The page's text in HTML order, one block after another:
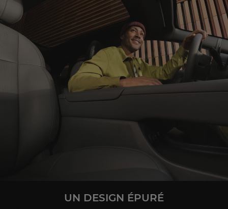
UN DESIGN ÉPURÉ